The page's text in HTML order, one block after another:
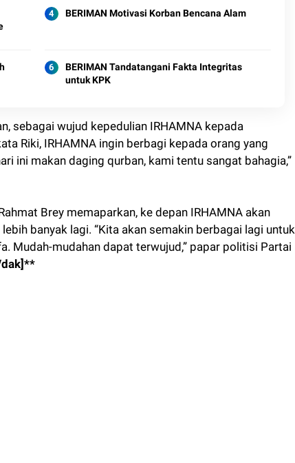
BERIMAN Motivasi Korban Bencana Alam
BERIMAN Tandatangani Fakta Integritas
untuk KPK
sebagai wujud kepedulian IRHAMNA kepada
Riki, IRHAMNA ingin berbagi kepada orang yang
ini makan daging qurban, kami tentu sangat bahagia,”
Brey memaparkan, ke depan IRHAMNA akan
banyak lagi. “Kita akan semakin berbagai lagi untuk
Mudah-mudahan dapat terwujud,” papar politisi Partai
dak]**